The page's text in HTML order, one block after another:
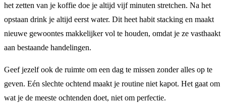
het zetten van je koffie doe je altijd vijf minuten stretchen. Na het
opstaan drink je altijd eerst water. Dit heet habit stacking en maakt
nieuwe gewoontes makkelijker vol te houden, omdat je ze vasthaakt
aan bestaande handelingen.
Geef jezelf ook de ruimte om een dag te missen zonder alles op te
geven. Eén slechte ochtend maakt je routine niet kapot. Het gaat om
wat je de meeste ochtenden doet, niet om perfectie.